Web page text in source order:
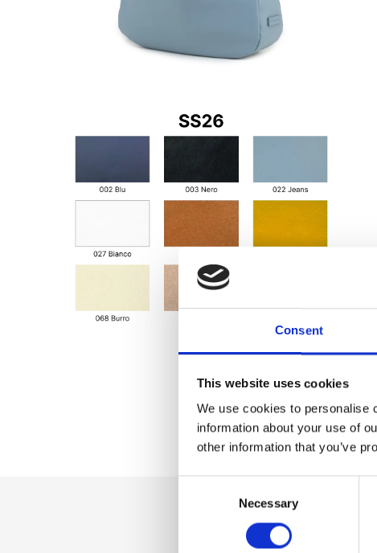
Consent
This website uses cookies
We use cookies to personalise
information about your use of
other information that you’ve
Necessary
Dettaglio